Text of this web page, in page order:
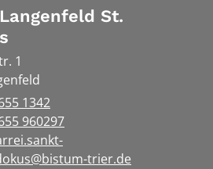
St.
1
1342
960297
trier.de